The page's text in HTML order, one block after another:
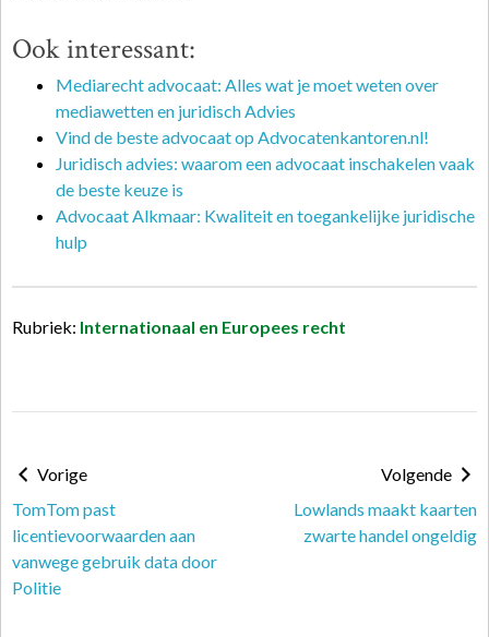
Ook interessant:
Mediarecht advocaat: Alles wat je moet weten over
mediawetten en juridisch Advies
Vind de beste advocaat op Advocatenkantoren.nl!
Juridisch advies: waarom een advocaat inschakelen vaak
de beste keuze is
Advocaat Alkmaar: Kwaliteit en toegankelijke juridische
hulp
Rubriek: Internationaal en Europees recht
Vorige
TomTom past
licentievoorwaarden aan
vanwege gebruik data door
Politie
Volgende
Lowlands maakt kaarten
zwarte handel ongeldig